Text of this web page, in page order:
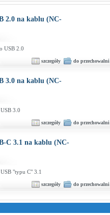
2.0 na kablu (NC-
USB 2.0
szczegóły do przechowalni
3.0 na kablu (NC-
3.0
szczegóły do przechowalni
C 3.1 na kablu (NC-
"typu C" 3.1
szczegóły do przechowalni